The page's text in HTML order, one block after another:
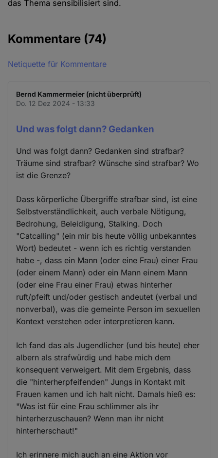
das Thema sensibilisiert sind.
Kommentare (74)
Netiquette für Kommentare
Bernd Kammermeier (nicht überprüft)
Do. 12 Dez 2024 - 13:33
Und was folgt dann? Gedanken
Und was folgt dann? Gedanken sind strafbar?
Träume sind strafbar? Wünsche sind strafbar? Wo
ist die Grenze?
Dass körperliche Übergriffe strafbar sind, ist eine
Selbstverständlichkeit, auch verbale Nötigung,
Bedrohung, Beleidigung, Stalking. Doch
"Catcalling" (ein mir bis heute völlig unbekanntes
Wort) bedeutet - wenn ich es richtig verstanden
habe -, dass ein Mann (oder eine Frau) einer Frau
(oder einem Mann) oder ein Mann einem Mann
(oder eine Frau einer Frau) etwas hinterher
ruft/pfeift und/oder gestisch andeutet (verbal und
nonverbal), was die gemeinte Person im sexuellen
Kontext verstehen oder interpretieren kann.
Ich fand das als Jugendlicher (und bis heute) eher
albern als strafwürdig und habe mich dem
konsequent verweigert. Mit dem Ergebnis, dass
die "hinterherpfeifenden" Jungs in Kontakt mit
Frauen kamen und ich halt nicht. Damals hieß es:
"Was ist für eine Frau schlimmer als ihr
hinterherzuschauen? Wenn man ihr nicht
hinterherschaut!"
Ich erinnere mich auch an eine Aktion vor